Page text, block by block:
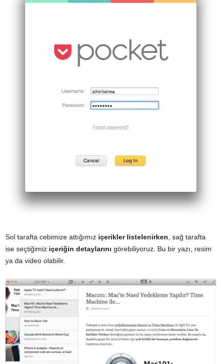
Sol tarafta cebimize attığımız içerikler listelenirken , sağ tarafta
ise seçtiğimiz içeriğin detaylarını görebiliyoruz. Bu bir yazı, resim
ya da video olabilir.